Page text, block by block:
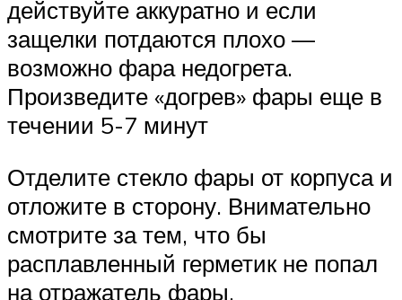
действуйте аккуратно и если
защелки потдаются плохо —
возможно фара недогрета.
Произведите «догрев» фары еще в
течении 5-7 минут
Отделите стекло фары от корпуса и
отложите в сторону. Внимательно
смотрите за тем, что бы
расплавленный герметик не попал
на отражатель фары.